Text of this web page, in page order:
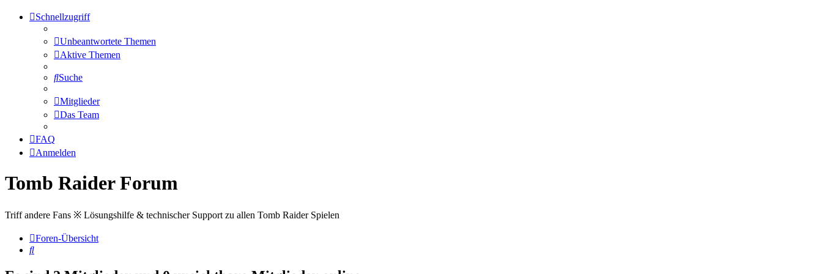
Schnellzugriff
Unbeantwortete Themen
Aktive Themen
Suche
Mitglieder
Das Team
FAQ
Anmelden
Tomb Raider Forum
Triff andere Fans ※ Lösungshilfe & technischer Support zu allen Tomb Raider Spielen
Foren-Übersicht
Suche